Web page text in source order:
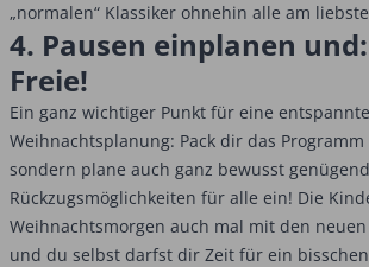
„normalen“ Klassiker ohnehin alle am
4. Pausen einplanen
Freie!
Ein ganz wichtiger Punkt für eine entspannte
Weihnachtsplanung: Pack dir das
sondern plane auch ganz bewusst
Rückzugsmöglichkeiten für alle ein! Die
Weihnachtsmorgen auch mal mit den
und du selbst darfst dir Zeit für ein